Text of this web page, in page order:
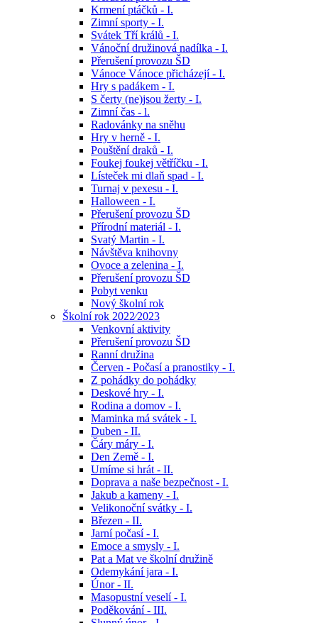
Krmení ptáčků - I.
Zimní sporty - I.
Svátek Tří králů - I.
Vánoční družinová nadílka - I.
Přerušení provozu ŠD
Vánoce Vánoce přicházejí - I.
Hry s padákem - I.
S čerty (ne)jsou žerty - I.
Zimní čas - l.
Radovánky na sněhu
Hry v herně - I.
Pouštění draků - I.
Foukej foukej větříčku - I.
Lísteček mi dlaň spad - I.
Turnaj v pexesu - I.
Halloween - I.
Přerušení provozu ŠD
Přírodní materiál - I.
Svatý Martin - I.
Návštěva knihovny
Ovoce a zelenina - I.
Přerušení provozu ŠD
Pobyt venku
Nový školní rok
Školní rok 2022⁄2023
Venkovní aktivity
Přerušení provozu ŠD
Ranní družina
Červen - Počasí a pranostiky - I.
Z pohádky do pohádky
Deskové hry - I.
Rodina a domov - I.
Maminka má svátek - I.
Duben - II.
Čáry máry - I.
Den Země - I.
Umíme si hrát - II.
Doprava a naše bezpečnost - I.
Jakub a kameny - I.
Velikonoční svátky - I.
Březen - II.
Jarní počasí - I.
Emoce a smysly - I.
Pat a Mat ve školní družině
Odemykání jara - I.
Únor - II.
Masopustní veselí - I.
Poděkování - III.